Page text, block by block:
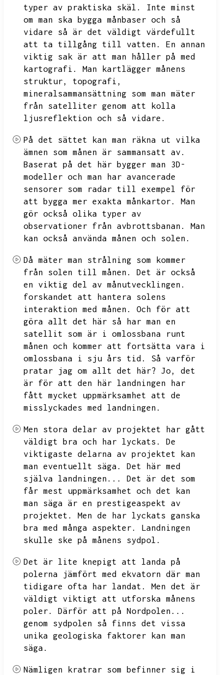
typer av praktiska skäl.
Inte minst
om man ska bygga månbaser och så
vidare så är det väldigt värdefullt
att ta tillgång till vatten.
En annan
viktig sak är att man håller på med
kartografi.
Man kartlägger månens
struktur,
topografi,
mineralsammansättning som man mäter
från satelliter genom att kolla
ljusreflektion och så vidare.
På det sättet kan man räkna ut vilka
ämnen som månen är sammansatt av.
Baserat på det här bygger man 3D-
modeller och man har avancerade
sensorer som radar till exempel för
att bygga mer exakta månkartor.
Man
gör också olika typer av
observationer från avbrottsbanan.
Man
kan också använda månen och solen.
Då mäter man strålning som kommer
från solen till månen.
Det är också
en viktig del av månutvecklingen.
forskandet att hantera solens
interaktion med månen.
Och för att
göra allt det här så har man en
satellit som är i omlossbana runt
månen och kommer att fortsätta vara i
omlossbana i sju års tid.
Så varför
pratar jag om allt det här? Jo,
det
är för att den här landningen har
fått mycket uppmärksamhet att de
misslyckades med landningen.
Men stora delar av projektet har gått
väldigt bra och har lyckats.
De
viktigaste delarna av projektet kan
man eventuellt säga.
Det här med
själva landningen...
Det är det som
får mest uppmärksamhet och det kan
man säga är en prestigeaspekt av
projektet.
Men de har lyckats ganska
bra med många aspekter.
Landningen
skulle ske på månens sydpol.
Det är lite knepigt att landa på
polerna jämfört med ekvatorn där man
tidigare ofta har landat.
Men det är
väldigt viktigt att utforska månens
poler.
Därför att på Nordpolen...
genom sydpolen så finns det vissa
unika geologiska faktorer kan man
säga.
Nämligen kratrar som befinner sig i